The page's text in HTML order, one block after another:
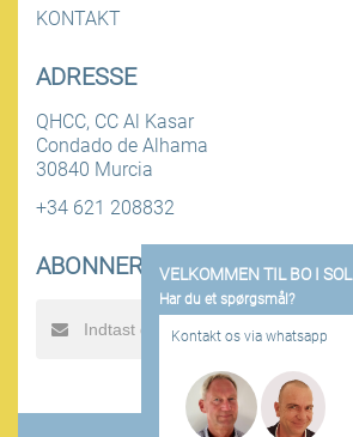
VELKOMMEN TIL BO I SOL
Har du et spørgsmål?
Kontakt os via whatsapp
KONTAKT
ADRESSE
QHCC, CC Al Kasar
Condado de Alhama
30840 Murcia
+34 621 208832
ABONNER PÅ NYHEDSBREV